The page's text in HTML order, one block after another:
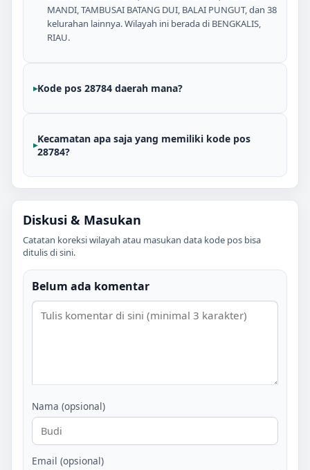
MANDI, TAMBUSAI BATANG DUI, BALAI PUNGUT, dan 38
kelurahan lainnya. Wilayah ini berada di BENGKALIS,
RIAU.
Kode pos 28784 daerah mana?
Kecamatan apa saja yang memiliki kode pos
28784?
Diskusi & Masukan
Catatan koreksi wilayah atau masukan data kode pos bisa
ditulis di sini.
Belum ada komentar
Nama (opsional)
Email (opsional)